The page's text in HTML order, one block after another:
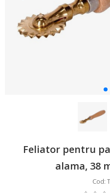
Feliator pentru
alama, 38
Cod: